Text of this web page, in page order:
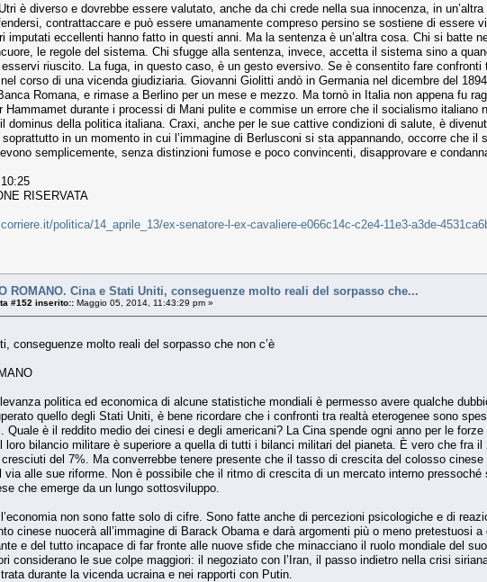
è diverso e dovrebbe essere valutato, anche da chi crede nella sua innocenza, in
contrattaccare e può essere umanamente compreso persino se sostiene di
imputati eccellenti hanno fatto in questi anni. Ma la sentenza è un’altra cosa. Chi si batte
le regole del sistema. Chi sfugge alla sentenza, invece, accetta il sistema sino a
riuscito. La fuga, in questo caso, è un gesto eversivo. Se è consentito fare
nel corso di una vicenda giudiziaria. Giovanni Giolitti andò in Germania nel dicembre del
Romana, e rimase a Berlino per un mese e mezzo. Ma tornò in Italia non appena fu
Hammamet durante i processi di Mani pulite e commise un errore che il socialismo
il dominus della politica italiana. Craxi, anche per le sue cattive condizioni di salute, è
in un momento in cui l’immagine di Berlusconi si sta appannando, occorre che il
semplicemente, senza distinzioni fumose e poco convincenti, disapprovare e
RISERVATA
politica/14_aprile_13/ex-senatore-l-ex-cavaliere-e066c14c-c2e4-11e3-a3de-
ROMANO. Cina e Stati Uniti, conseguenze molto reali del sorpasso che...
#152 inserito:: Maggio 05, 2014, 11:43:29 pm »
conseguenze molto reali del sorpasso che non c’è
politica ed economica di alcune statistiche mondiali è permesso avere qualche
quello degli Stati Uniti, è bene ricordare che i confronti tra realtà eterogenee sono
Quale è il reddito medio dei cinesi e degli americani? La Cina spende ogni anno per le
loro bilancio militare è superiore a quella di tutti i bilanci militari del pianeta. È vero che fra
del 7%. Ma converrebbe tenere presente che il tasso di crescita del colosso
via alle sue riforme. Non è possibile che il ritmo di crescita di un mercato interno
che emerge da un lungo sottosviluppo.
non sono fatte solo di cifre. Sono fatte anche di percezioni psicologiche e di
cinese nuocerà all’immagine di Barack Obama e darà argomenti più o meno pretestuosi
e del tutto incapace di far fronte alle nuove sfide che minacciano il ruolo mondiale del
considerano le sue colpe maggiori: il negoziato con l’Iran, il passo indietro nella crisi
durante la vicenda ucraina e nei rapporti con Putin.